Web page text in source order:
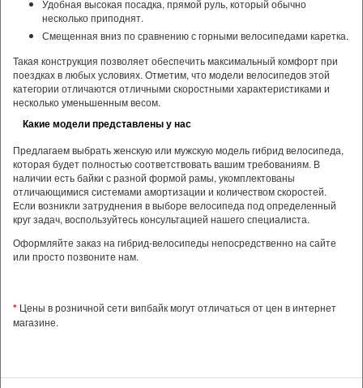
Удобная высокая посадка, прямой руль, который обычно
несколько приподнят.
Смещенная вниз по сравнению с горными велосипедами каретка.
Такая конструкция позволяет обеспечить максимальный комфорт при
поездках в любых условиях. Отметим, что модели велосипедов этой
категории отличаются отличными скоростными характеристиками и
несколько уменьшенным весом.
Какие модели представлены у нас
Предлагаем выбрать женскую или мужскую модель гибрид велосипеда,
которая будет полностью соответствовать вашим требованиям. В
наличии есть байки с разной формой рамы, укомплектованы
отличающимися системами амортизации и количеством скоростей.
Если возникли затруднения в выборе велосипеда под определенный
круг задач, воспользуйтесь консультацией нашего специалиста.
Оформляйте заказ на гибрид-велосипеды непосредственно на сайте
или просто позвоните нам.
* Цены в розничной сети випбайк могут отличаться от цен в интернет
магазине.